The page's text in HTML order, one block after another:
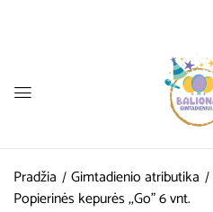
Pradžia Gimtadienio atributika
Popierinės kepurės ,,Go” 6 vnt.